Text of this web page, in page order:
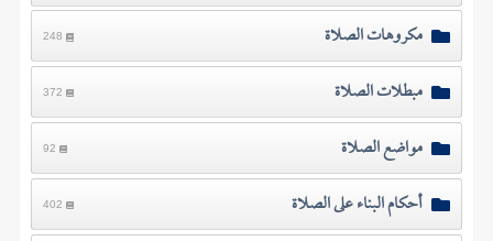
مكروهات الصلاة 248
مبطلات الصلاة 372
مواضع الصلاة 92
أحكام البناء على الصلاة 402